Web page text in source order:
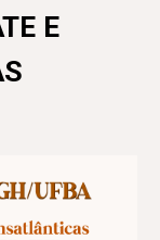
E